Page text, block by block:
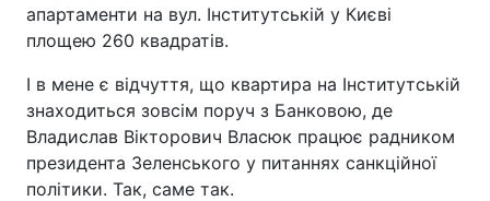
апартаменти на вул. Інститутській у Києві
площею 260 квадратів.
І в мене є відчуття, що квартира на Інститутській
знаходиться зовсім поруч з Банковою, де
Владислав Вікторович Власюк працює радником
президента Зеленського у питаннях санкційної
політики. Так, саме так.